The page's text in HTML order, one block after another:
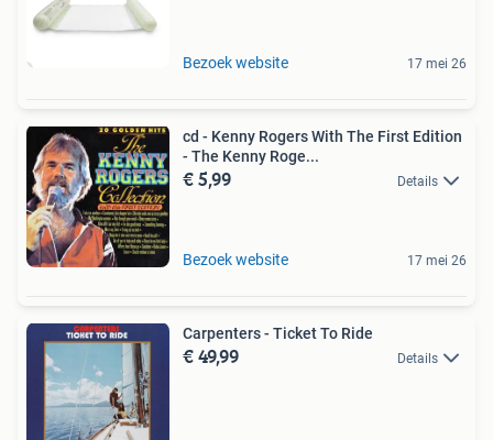
Bezoek website 17 mei 26
cd - Kenny Rogers With The First Edition
- The Kenny Roge...
€ 5,99 Details
Bezoek website 17 mei 26
Carpenters - Ticket To Ride
€ 49,99 Details